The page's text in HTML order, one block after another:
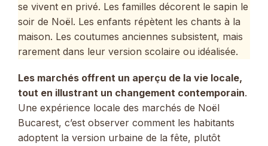
se vivent en privé. Les familles décorent le sapin le
soir de Noël. Les enfants répètent les chants à la
maison. Les coutumes anciennes subsistent, mais
rarement dans leur version scolaire ou idéalisée.
Les marchés offrent un aperçu de la vie locale,
tout en illustrant un changement contemporain.
Une expérience locale des marchés de Noël
Bucarest, c’est observer comment les habitants
adoptent la version urbaine de la fête, plutôt